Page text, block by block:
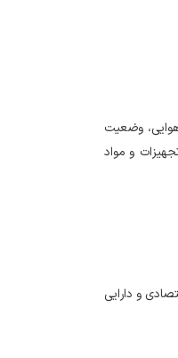
وضعیت
و مواد
و دارایی